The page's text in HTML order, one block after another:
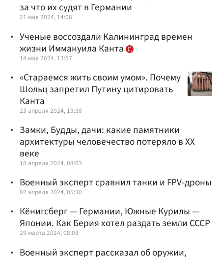
за что их судят в Германии
21 мая 2024, 14:08
Ученые воссоздали Калининград времен
жизни Иммануила Канта
14 мая 2024, 13:57
«Стараемся жить своим умом». Почему
Шольц запретил Путину цитировать
Канта
23 апреля 2024, 19:38
Замки, Будды, дачи: какие памятники
архитектуры человечество потеряло в XX
веке
18 апреля 2024, 08:03
Военный эксперт сравнил танки и FPV-дроны
02 апреля 2024, 05:30
Кёнигсберг — Германии, Южные Курилы —
Японии. Как Берия хотел раздать земли СССР
29 марта 2024, 08:03
Военный эксперт рассказал об оружии,